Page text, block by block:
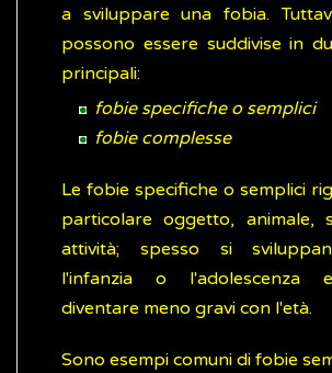
a sviluppare una fobia.
possono essere suddivise in
principali:
fobie specifiche o semplici
fobie complesse
Le fobie specifiche o semplici
particolare oggetto, animale,
attività; spesso si
l'infanzia o l'adolescenza
diventare meno gravi con l'età.
Sono esempi comuni di fobie